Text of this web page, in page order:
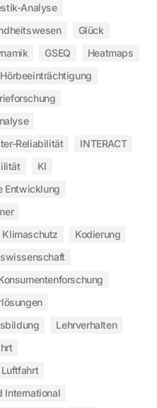
Analyse
Glück
GSEQ
Heatmaps
Hörbeeinträchtigung
Reliabilität
INTERACT
KI
Entwicklung
Klimaschutz
Kodierung
Lehrverhalten
Luftfahrt
International